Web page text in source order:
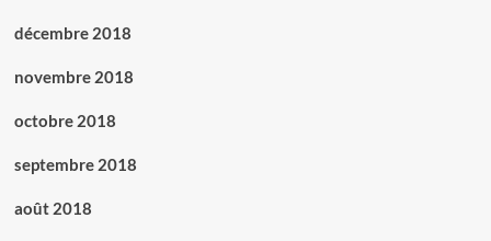
décembre 2018
novembre 2018
octobre 2018
septembre 2018
août 2018